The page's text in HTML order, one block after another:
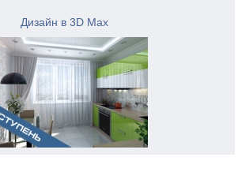
Дизайн в 3D Max